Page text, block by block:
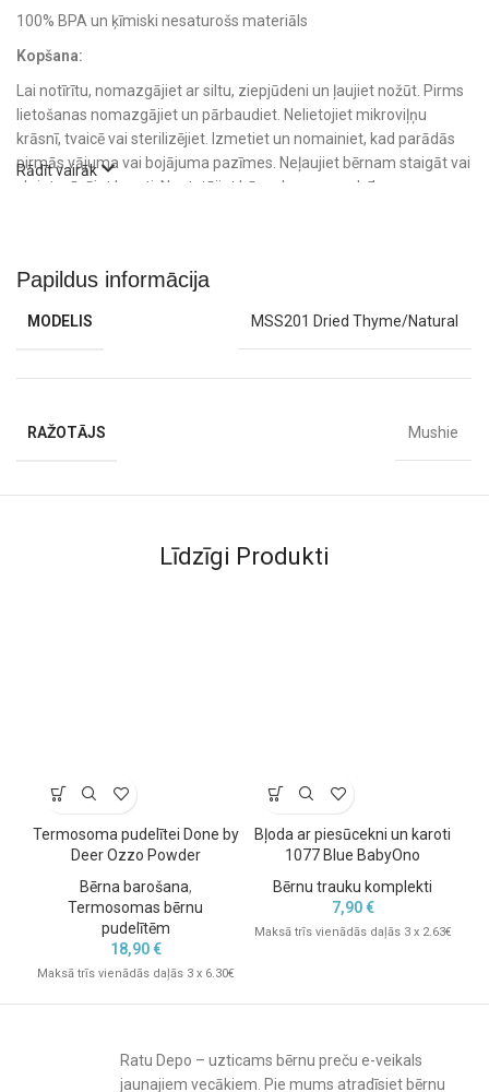
100% BPA un ķīmiski nesaturošs materiāls
Kopšana:
Lai notīrītu, nomazgājiet ar siltu, ziepjūdeni un ļaujiet nožūt. Pirms
lietošanas nomazgājiet un pārbaudiet. Nelietojiet mikroviļņu
krāsnī, tvaicē vai sterilizējiet. Izmetiet un nomainiet, kad parādās
pirmās vājuma vai bojājuma pazīmes. Neļaujiet bērnam staigāt vai
skriet, nēsājot karoti. Neatstājiet bērnu bez uzraudzības.
Rādīt vairāk
Papildus informācija
MODELIS MSS201 Dried Thyme/Natural
RAŽOTĀJS Mushie
Līdzīgi Produkti
Termosoma pudelītei Done by
Deer Ozzo Powder
Bērna barošana,
Termosomas bērnu
pudelītēm
18,90€
Maksā trīs vienādās daļās 3 x 6.30€
Bļoda ar piesūcekni un karoti
1077 Blue BabyOno
Bērnu trauku komplekti
7,90€
Maksā trīs vienādās daļās 3 x 2.63€
Ratu Depo – uzticams bērnu preču e-veikals
jaunajiem vecākiem. Pie mums atradīsiet bērnu